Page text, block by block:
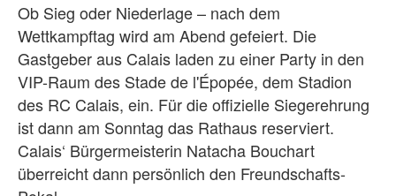
Ob Sieg oder Niederlage – nach dem
Wettkampftag wird am Abend gefeiert. Die
Gastgeber aus Calais laden zu einer Party in den
VIP-Raum des Stade de l'Épopée, dem Stadion
des RC Calais, ein. Für die offizielle Siegerehrung
ist dann am Sonntag das Rathaus reserviert.
Calais‘ Bürgermeisterin Natacha Bouchart
überreicht dann persönlich den Freundschafts-